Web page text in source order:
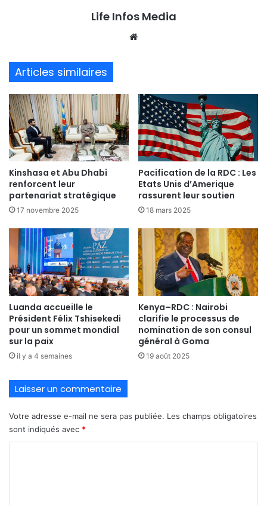
Life Infos Media
Articles similaires
Kinshasa et Abu Dhabi
renforcent leur
partenariat stratégique
17 novembre 2025
Pacification de la RDC : Les
Etats Unis d’Amerique
rassurent leur soutien
18 mars 2025
Luanda accueille le
Président Félix Tshisekedi
pour un sommet mondial
sur la paix
il y a 4 semaines
Kenya–RDC : Nairobi
clarifie le processus de
nomination de son consul
général à Goma
19 août 2025
Laisser un commentaire
Votre adresse e-mail ne sera pas publiée. Les champs obligatoires
sont indiqués avec *